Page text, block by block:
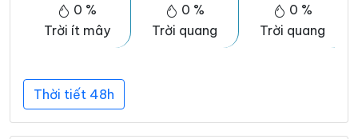
0 %
Trời ít mây
0 %
Trời quang
0 %
Trời quang
Thời tiết 48h